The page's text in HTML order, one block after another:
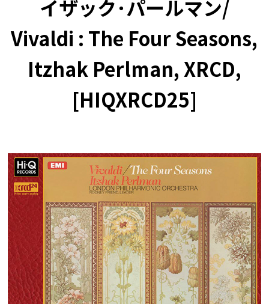
イザック･パールマン/
Vivaldi : The Four Seasons,
Itzhak Perlman, XRCD,
[HIQXRCD25]